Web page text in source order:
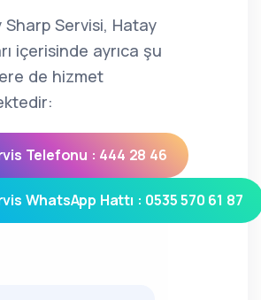
Sharp Servisi, Hatay
içerisinde ayrıca şu
de hizmet
Telefonu : 444 28 46
WhatsApp Hattı : 0535 570 61 87